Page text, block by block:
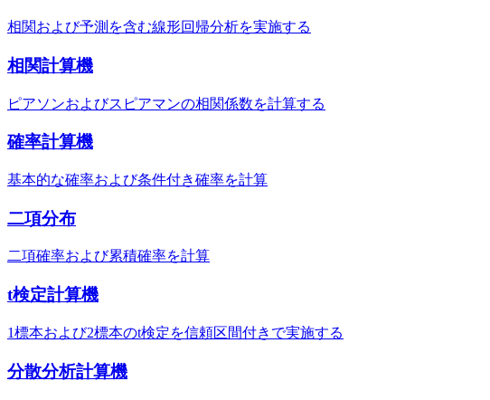
相関および予測を含む線形回帰分析を実施する
相関計算機
ピアソンおよびスピアマンの相関係数を計算する
確率計算機
基本的な確率および条件付き確率を計算
二項分布
二項確率および累積確率を計算
t検定計算機
1標本および2標本のt検定を信頼区間付きで実施する
分散分析計算機